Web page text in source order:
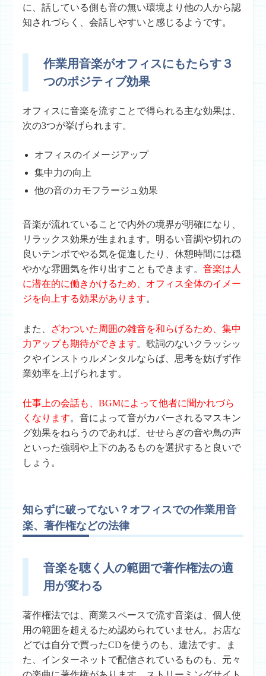
に、話している側も音の無い環境より他の人から認
知されづらく、会話しやすいと感じるようです。
作業用音楽がオフィスにもたらす３
つのポジティブ効果
オフィスに音楽を流すことで得られる主な効果は、
次の3つが挙げられます。
オフィスのイメージアップ
集中力の向上
他の音のカモフラージュ効果
音楽が流れていることで内外の境界が明確になり、
リラックス効果が生まれます。明るい音調や切れの
良いテンポでやる気を促進したり、休憩時間には穏
やかな雰囲気を作り出すこともできます。音楽は人
に潜在的に働きかけるため、オフィス全体のイメー
ジを向上する効果があります。
また、 ざわついた周囲の雑音を和らげるため、集中
力アップも期待ができます。歌詞のないクラッシッ
クやインストゥルメンタルならば、思考を妨げず作
業効率を上げられます。
仕事上の会話も、BGMによって他者に聞かれづら
くなります。音によって音がカバーされるマスキン
グ効果をねらうのであれば、せせらぎの音や鳥の声
といった強弱や上下のあるものを選択すると良いで
しょう。
知らずに破ってない？オフィスでの作業用音
楽、著作権などの法律
音楽を聴く人の範囲で著作権法の適
用が変わる
著作権法では、商業スペースで流す音楽は、個人使
用の範囲を超えるため認められていません。お店な
どでは自分で買ったCDを使うのも、違法です。ま
た、インターネットで配信されているものも、元々